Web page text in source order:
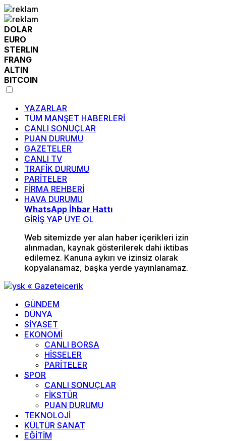
DOLAR
EURO
STERLIN
FRANG
ALTIN
BITCOIN
YAZARLAR
TÜM MANŞET HABERLERİ
CANLI SONUÇLAR
PUAN DURUMU
GAZETELER
CANLI TV
TRAFİK DURUMU
PARİTELER
FİRMA REHBERİ
HAVA DURUMU
WhatsApp İhbar Hattı
GİRİŞ YAP ÜYE OL
Web sitemizde yer alan haber içerikleri izin
alınmadan, kaynak gösterilerek dahi iktibas
edilemez. Kanuna aykırı ve izinsiz olarak
kopyalanamaz, başka yerde yayınlanamaz.
GÜNDEM
DÜNYA
SİYASET
EKONOMİ
CANLI BORSA
HİSSELER
PARİTELER
SPOR
CANLI SONUÇLAR
FİKSTÜR
PUAN DURUMU
TEKNOLOJİ
KÜLTÜR SANAT
EĞİTİM